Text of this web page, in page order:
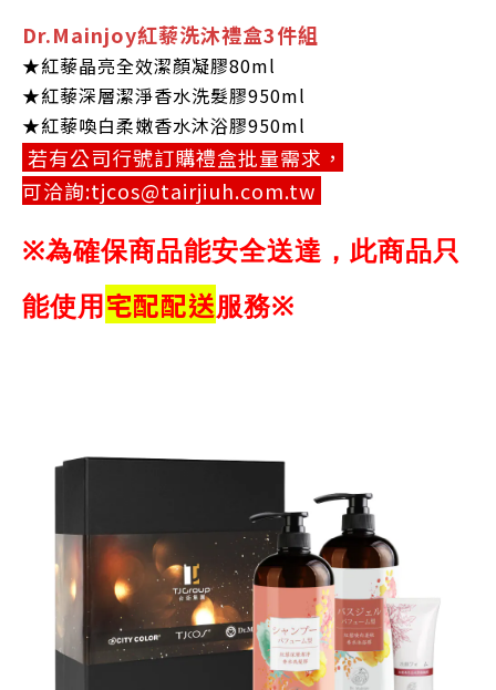
Dr.Mainjoy紅藜洗沐禮盒3件組
★紅藜晶亮全效潔顏凝膠80ml
★紅藜深層潔淨香水洗髮膠950ml
★紅藜喚白柔嫩香水沐浴膠950ml
若有公司行號訂購禮盒批量需求，
可洽詢:tjcos@tairjiuh.com.tw
※為確保商品能安全送達，此商品只
能使用宅配配送服務※